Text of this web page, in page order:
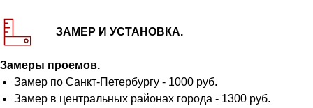
ЗАМЕР И УСТАНОВКА.
Замеры проемов.
Замер по Санкт-Петербургу - 1000 руб.
Замер в центральных районах города - 1300 руб.